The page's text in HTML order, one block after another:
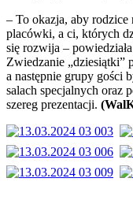
– To okazja, aby rodzice
placówki, a ci, których
się rozwija –
Zwiedzanie „dziesiątki”
a następnie grupy gości
salach specjalnych oraz
szereg prezentacji.